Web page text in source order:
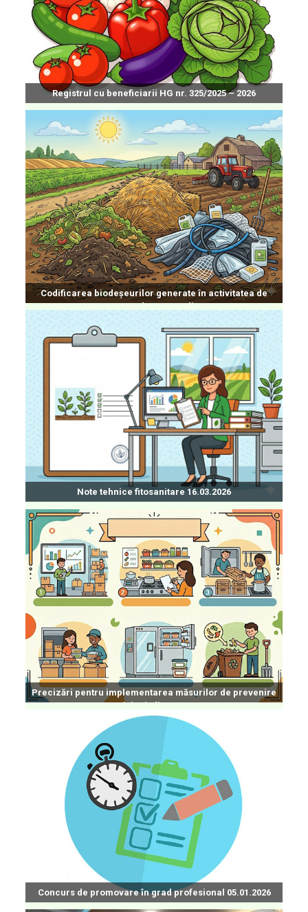
Registrul cu beneficiarii HG nr. 325/2025 – 2026
Codificarea biodeșeurilor generate în activitatea de
comerț cu produse agroalimentare
Note tehnice fitosanitare 16.03.2026
Precizări pentru implementarea măsurilor de prevenire
a risipei alimentare
Concurs de promovare în grad profesional 05.01.2026